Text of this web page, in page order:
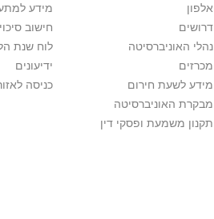
אלפון
דרושים
נהלי האוניברסיטה
מכרזים
מידע לשעת חירום
מבקרת האוניברסיטה
תקנון משמעת ופסקי דין
מידע
חישוב
לוח שנת
ידיעונים
כניסה